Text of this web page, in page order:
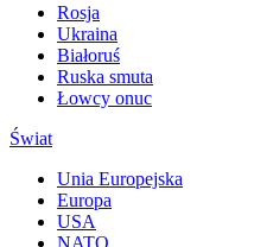
Rosja
Ukraina
Białoruś
Ruska smuta
Łowcy onuc
Świat
Unia Europejska
Europa
USA
NATO